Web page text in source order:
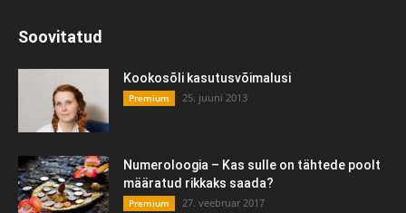
Soovitatud
Kookosõli kasutusvõimalusi
Premium 25. juuni 2013
Numeroloogia – Kas sulle on tähtede poolt
määratud rikkaks saada?
Premium 27. veebruar 2017